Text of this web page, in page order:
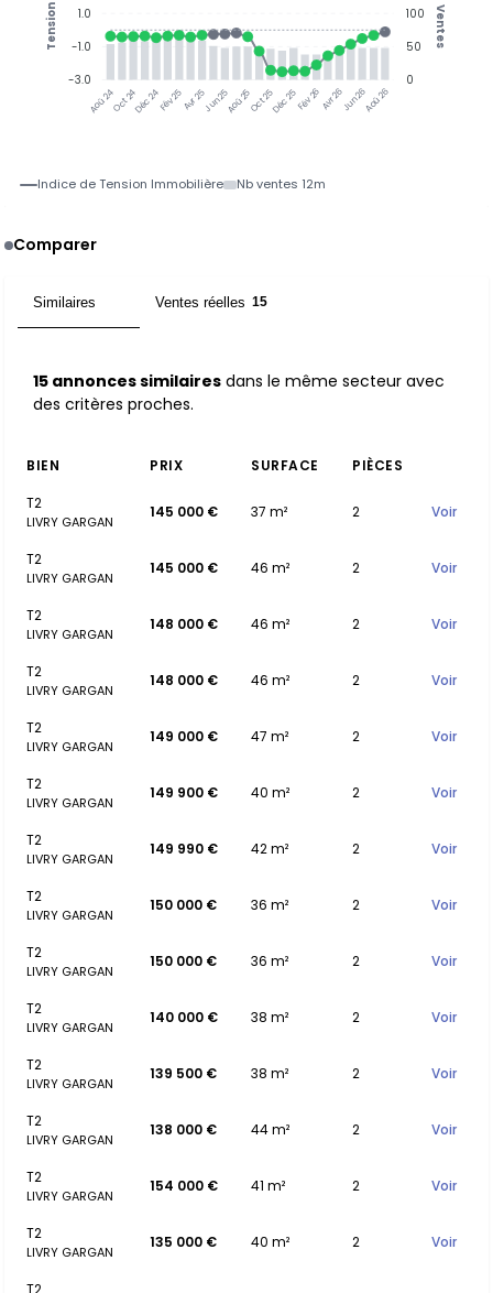
Aoû 24Oct 24Déc 24Fév 25Avr 25Jun 25Aoû 25Oct 25Déc 25Fév 26Avr 26Jun 26Aoû 26
100
50
0
Ventes
1.0
-1.0
-3.0
Tension
Indice de Tension Immobilière Nb ventes 12m
Comparer
Similaires Ventes réelles 15
15 annonces similaires dans le même secteur avec
des critères proches.
BIEN PRIX SURFACE
PIÈCES
T2
LIVRY GARGAN
145 000 € 37 m² 2 Voir
T2
LIVRY GARGAN
145 000 € 46 m² 2 Voir
T2
LIVRY GARGAN
148 000 € 46 m² 2 Voir
T2
LIVRY GARGAN
148 000 € 46 m² 2 Voir
T2
LIVRY GARGAN
149 000 € 47 m² 2 Voir
T2
LIVRY GARGAN
149 900 € 40 m² 2 Voir
T2
LIVRY GARGAN
149 990 € 42 m² 2 Voir
T2
LIVRY GARGAN
150 000 € 36 m² 2 Voir
T2
LIVRY GARGAN
150 000 € 36 m² 2 Voir
T2
LIVRY GARGAN
140 000 € 38 m² 2 Voir
T2
LIVRY GARGAN
139 500 € 38 m² 2 Voir
T2
LIVRY GARGAN
138 000 € 44 m² 2 Voir
T2
LIVRY GARGAN
154 000 € 41 m² 2 Voir
T2
LIVRY GARGAN
135 000 € 40 m² 2 Voir
T2